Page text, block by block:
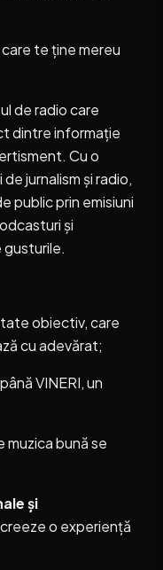
te ține mereu
de radio care
dintre informație
Cu o
jurnalism și radio,
public prin emisiuni
și
obiectiv, care
cu adevărat;
VINERI, un
muzica bună se
și
o experiență